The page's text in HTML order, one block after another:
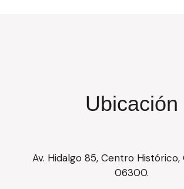
Ubicación
Av. Hidalgo 85, Centro Histórico,
06300.